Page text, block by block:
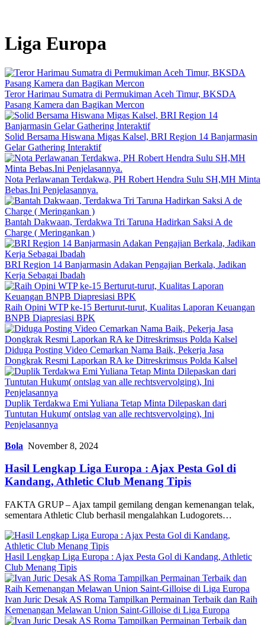
Liga Europa
Teror Harimau Sumatra di Permukiman Aceh Timur, BKSDA
Pasang Kamera dan Bagikan Mercon
Solid Bersama Hiswana Migas Kalsel, BRI Region 14 Banjarmasin
Gelar Gathering Interaktif
Nota Perlawanan Terdakwa, PH Robert Hendra Sulu SH,MH Minta
Bebas.Ini Penjelasannya.
Bantah Dakwaan, Terdakwa Tri Taruna Hadirkan Saksi A de
Charge ( Meringankan )
BRI Region 14 Banjarmasin Adakan Pengajian Berkala, Jadikan
Kerja Sebagai Ibadah
Raih Opini WTP ke-15 Berturut-turut, Kualitas Laporan Keuangan
BNPB Diapresiasi BPK
Diduga Posting Video Cemarkan Nama Baik, Pekerja Jasa
Dongkrak Resmi Laporkan RA ke Ditreskrimsus Polda Kalsel
Duplik Terdakwa Emi Yuliana Tetap Minta Dilepaskan dari
Tuntutan Hukum( ontslag van alle rechtsvervolging), Ini
Penjelasannya
Bola November 8, 2024
Hasil Lengkap Liga Europa : Ajax Pesta Gol di
Kandang, Athletic Club Menang Tipis
FAKTA GRUP – Ajax tampil gemilang dengan kemenangan telak,
sementara Athletic Club berhasil mengalahkan Ludogorets…
Hasil Lengkap Liga Europa : Ajax Pesta Gol di Kandang, Athletic
Club Menang Tipis
Ivan Juric Desak AS Roma Tampilkan Permainan Terbaik dan Raih
Kemenangan Melawan Union Saint-Gilloise di Liga Europa